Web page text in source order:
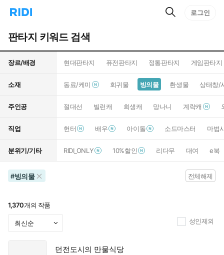
리
으
로
이
동
턴
트
검
색
검
로그인
판타지 키워드 검색
장르/배경 현대판타지 퓨전판타지 정통판타지 게임판타지
소재 동료/케미 회귀물 빙의물 환생물 상태창/
주인공 절대선 빌런캐 희생캐 망나니 계략캐
직업 헌터 배우 아이돌 소드마스터 마법
분위기/기타 RIDI_ONLY 10%할인 리다무 대여 e북
#빙의물 전체해제
1,370개의 작품
성인제외
던전도시의 만물식당